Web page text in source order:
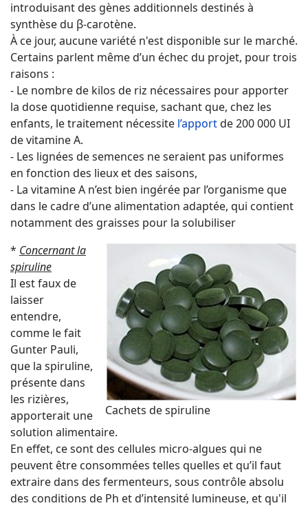
introduisant des gènes additionnels destinés à
synthèse du β-carotène.
À ce jour, aucune variété n'est disponible sur le marché.
Certains parlent même d’un échec du projet, pour trois
raisons :
- Le nombre de kilos de riz nécessaires pour apporter
la dose quotidienne requise, sachant que, chez les
enfants, le traitement nécessite l’apportde 200 000 UI
de vitamine A.
- Les lignées de semences ne seraient pas uniformes
en fonction des lieux et des saisons,
- La vitamine A n’est bien ingérée par l’organisme que
dans le cadre d’une alimentation adaptée, qui contient
notamment des graisses pour la solubiliser
Cachets de spiruline
* Concernant la
spiruline
Il est faux de
laisser
entendre,
comme le fait
Gunter Pauli,
que la spiruline,
présente dans
les rizières,
apporterait une
solution alimentaire.
En effet, ce sont des cellules micro-algues qui ne
peuvent être consommées telles quelles et qu’il faut
extraire dans des fermenteurs, sous contrôle absolu
des conditions de Ph et d’intensité lumineuse, et qu'il